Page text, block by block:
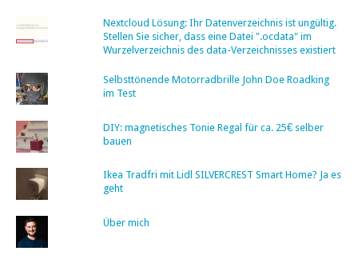
Nextcloud Lösung: Ihr Datenverzeichnis ist ungültig.
Stellen Sie sicher, dass eine Datei ".ocdata" im
Wurzelverzeichnis des data-Verzeichnisses existiert
Selbsttönende Motorradbrille John Doe Roadking
im Test
DIY: magnetisches Tonie Regal für ca. 25€ selber
bauen
Ikea Tradfri mit Lidl SILVERCREST Smart Home? Ja es
geht
Über mich